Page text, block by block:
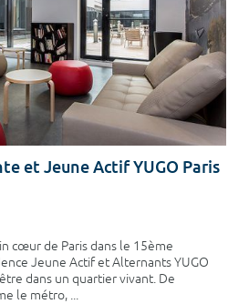
et Jeune Actif YUGO Paris
cœur de Paris dans le 15ème
Jeune Actif et Alternants YUGO
dans un quartier vivant. De
le métro, ...